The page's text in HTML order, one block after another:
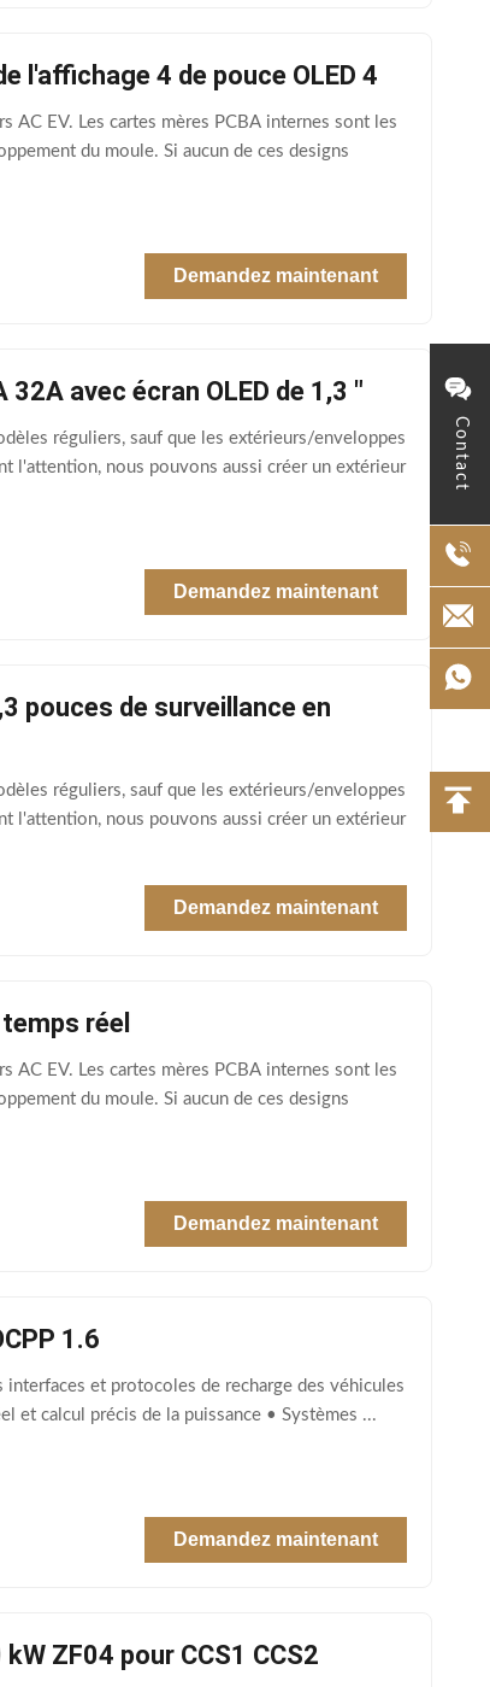
Contact
l'affichage 4 de pouce OLED 4
AC EV. Les cartes mères PCBA internes sont les
du moule. Si aucun de ces designs
Demandez maintenant
avec écran OLED de 1,3 "
réguliers, sauf que les extérieurs/enveloppes
l'attention, nous pouvons aussi créer un extérieur
Demandez maintenant
pouces de surveillance en
réguliers, sauf que les extérieurs/enveloppes
l'attention, nous pouvons aussi créer un extérieur
Demandez maintenant
réel
AC EV. Les cartes mères PCBA internes sont les
du moule. Si aucun de ces designs
Demandez maintenant
1.6
et protocoles de recharge des véhicules
calcul précis de la puissance • Systèmes ...
Demandez maintenant
ZF04 pour CCS1 CCS2